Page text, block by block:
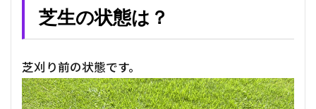
芝生の状態は？
芝刈り前の状態です。